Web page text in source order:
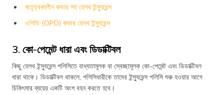
মাতৃত্বকালীন কভার সহ হেলথ ইন্স্যুরেন্স
ওপিডি (OPD) কভার হেলথ ইন্স্যুরেন্স
3. কো-পেমেন্ট ধারা এবং ডিডাক্টিবল
কিছু হেলথ ইন্স্যুরেন্স পলিসিতে বাধ্যতামূলক বা স্বেচ্ছামূলক কো-পেমেন্ট এবং ডিডাক্টিবল
ধারা থাকে। ডিডাক্টিবল থাকলে, পলিসিধারীকে তাদের ইন্স্যুরেন্স পলিসি শুরু হওয়ার আগে
চিকিৎসার ব্যয়ের একটি অংশ বহন করতে হবে।